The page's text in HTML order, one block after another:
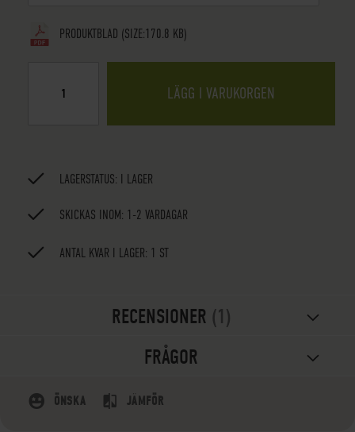
PRODUKTBLAD (SIZE:170.8 KB)
LÄGG I VARUKORGEN
LAGERSTATUS: I LAGER
SKICKAS INOM: 1-2 VARDAGAR
ANTAL KVAR I LAGER: 1 ST
RECENSIONER 1
FRÅGOR
ÖNSKA JÄMFÖR